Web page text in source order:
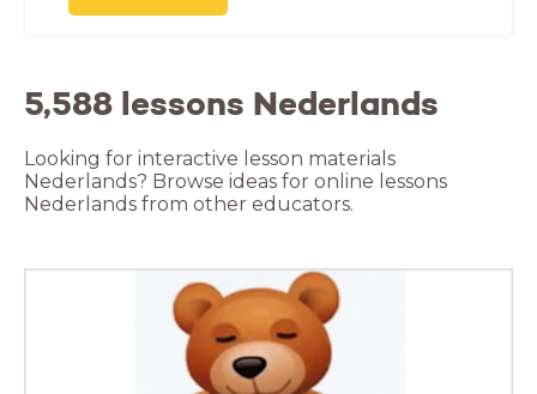
5,588 lessons Nederlands
Looking for interactive lesson materials
Nederlands? Browse ideas for online lessons
Nederlands from other educators.